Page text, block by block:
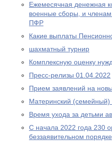
Ежемесячная денежная
военные сборы, и
ПФР
Какие выплаты
шахматный турнир
Комплексную оценку
Пресс-релизы 01.04.2022
Прием заявлений на
Материнский (семейный)
Время ухода за детьми
С начала 2022 года 230
беззаявительном порядке